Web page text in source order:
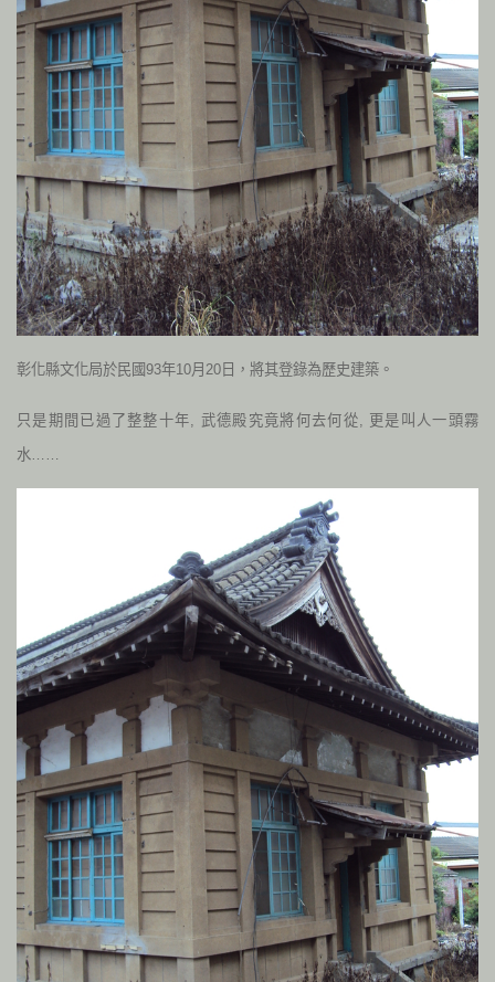
彰化縣文化局於民國93年10月20日，將其登錄為歷史建築。
只是期間已過了整整十年, 武德殿究竟將何去何從, 更是叫人一頭霧
水……